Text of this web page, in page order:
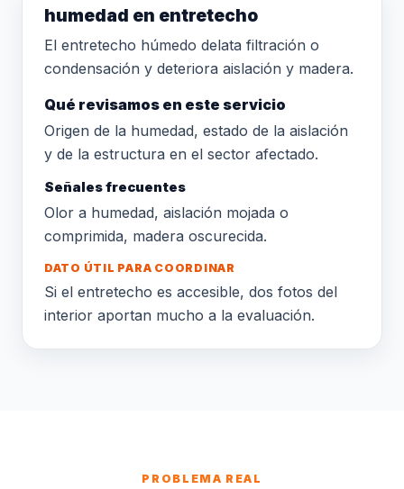
humedad en entretecho
El entretecho húmedo delata filtración o
condensación y deteriora aislación y madera.
Qué revisamos en este servicio
Origen de la humedad, estado de la aislación
y de la estructura en el sector afectado.
Señales frecuentes
Olor a humedad, aislación mojada o
comprimida, madera oscurecida.
DATO ÚTIL PARA COORDINAR
Si el entretecho es accesible, dos fotos del
interior aportan mucho a la evaluación.
PROBLEMA REAL